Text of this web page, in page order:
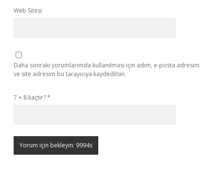
Web Sitesi
Daha sonraki yorumlarımda kullanılması için adım, e-posta adresim
ve site adresim bu tarayıcıya kaydedilsin.
7 + 8 kaçtır?*